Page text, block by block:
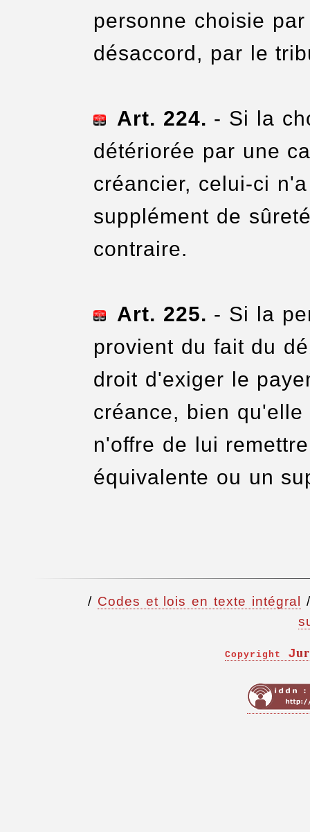
personne choisie
désaccord, par le
Art. 224. - Si la
détériorée par une
créancier, celui-ci
supplément de
contraire.
Art. 225. - Si la
provient du fait du
droit d'exiger le
créance, bien
n'offre de lui
équivalente ou un
/ Codes et lois en texte intégral
Copyright J